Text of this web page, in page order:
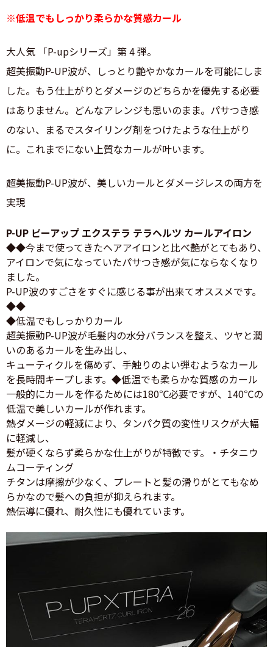
※低温でもしっかり柔らかな質感カール
大人気 「P-upシリーズ」第 4 弾。
超美振動P-UP波が、しっとり艶やかなカールを可能にしま
した。もう仕上がりとダメージのどちらかを優先する必要
はありません。どんなアレンジも思いのまま。パサつき感
のない、まるでスタイリング剤をつけたような仕上がり
に。これまでにない上質なカールが叶います。
超美振動P-UP波が、美しいカールとダメージレスの両方を
実現
P-UP ピーアップ エクステラ テラヘルツ カールアイロン
◆◆今まで使ってきたヘアアイロンと比べ艶がとてもあり、
アイロンで気になっていたパサつき感が気にならなくなり
ました。
P-UP波のすごさをすぐに感じる事が出来てオススメです。
◆◆
◆低温でもしっかりカール
超美振動P-UP波が毛髪内の水分バランスを整え、ツヤと潤
いのあるカールを生み出し、
キューティクルを傷めず、手触りのよい弾むようなカール
を長時間キープします。◆低温でも柔らかな質感のカール
一般的にカールを作るためには180℃必要ですが、140℃の
低温で美しいカールが作れます。
熱ダメージの軽減により、タンパク質の変性リスクが大幅
に軽減し、
髪が硬くならず柔らかな仕上がりが特徴です。・チタニウ
ムコーティング
チタンは摩擦が少なく、プレートと髪の滑りがとてもなめ
らかなので髪への負担が抑えられます。
熱伝導に優れ、耐久性にも優れています。